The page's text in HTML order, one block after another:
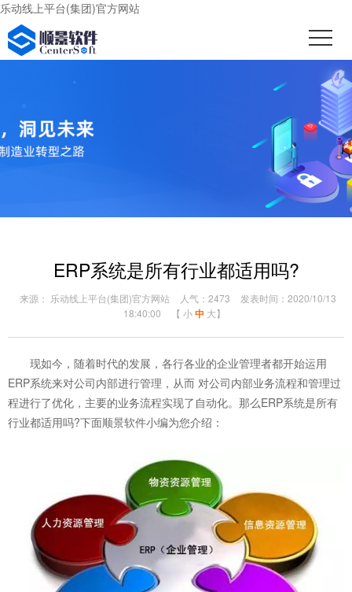
乐动线上平台(集团)官方网站
ERP系统是所有行业都适用吗?
来源： 乐动线上平台(集团)官方网站 人气：2473
发表时间：2020/10/13
18:40:00
【 小 中 大】
现如今，随着时代的发展，各行各业的企业管理者都开始运用
ERP系统来对公司内部进行管理，从而 对公司内部业务流程和管理过
程进行了优化，主要的业务流程实现了自动化。那么ERP系统是所有
行业都适用吗?下面顺景软件小编为您介绍：